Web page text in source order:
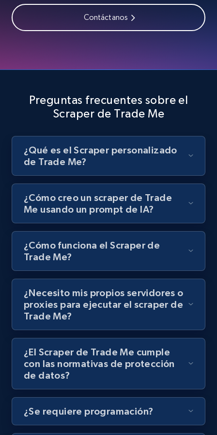
filters
Video length, Likes, Views, and more.
714+
URL, Title, Youtuber, Youtuber md5, Video url,
Video length, Likes, Views, and more.
8.1K+ 714+ Prueba gratuita
Youtube - Videos posts - Discovery records
by Explore page URL
URL, Title, Youtuber, Youtuber md5, Video url,
Video length, Likes, Views, and more.
Youtube - Videos posts - Discovery videos
URL, Title, Youtuber, Youtuber md5, Video url,
Contáctanos
Preguntas frecuentes sobre el
Scraper de Trade Me
¿Qué es el Scraper personalizado
de Trade Me?
¿Cómo creo un scraper de Trade
Me usando un prompt de IA?
¿Cómo funciona el Scraper de
Trade Me?
¿Necesito mis propios servidores o
proxies para ejecutar el scraper de
Trade Me?
¿El Scraper de Trade Me cumple
con las normativas de protección
de datos?
¿Se requiere programación?